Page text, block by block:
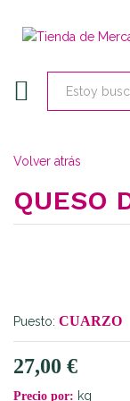
Volver atrás
QUESO
Puesto: CUARZO
27,00 €
Precio por: kg